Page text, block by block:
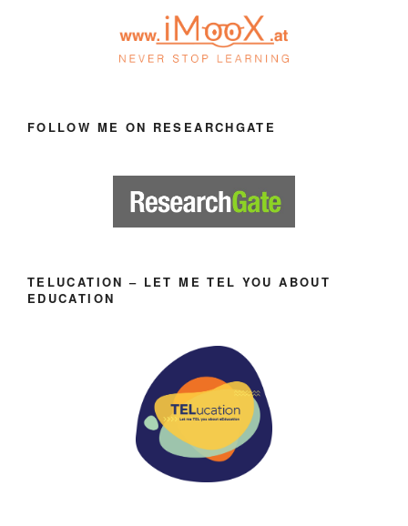
FOLLOW ME ON RESEARCHGATE
TELUCATION – LET ME TEL YOU ABOUT
EDUCATION